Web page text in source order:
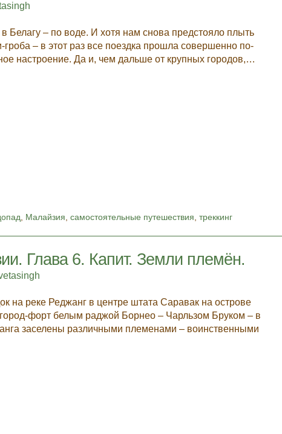
Белагу – по воде. И хотя нам снова предстояло плыть
гроба – в этот раз все поездка прошла совершенно по-
настроение. Да и, чем дальше от крупных городов,…
Малайзия ,самостоятельные путешествия ,треккинг
Глава 6. Капит. Земли племён.
на реке Реджанг в центре штата Саравак на острове
форт белым раджой Борнео – Чарльзом Бруком – в
заселены различными племенами – воинственными